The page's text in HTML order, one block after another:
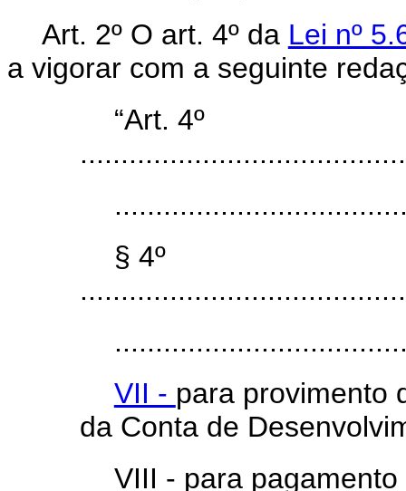
Art. 2º O art. 4º da Lei nº
a vigorar com a seguinte
“Art. 4º
§ 4º
VII - para provimento
da Conta de
VIII - para